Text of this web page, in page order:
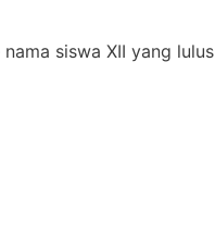
siswa XII yang lulus